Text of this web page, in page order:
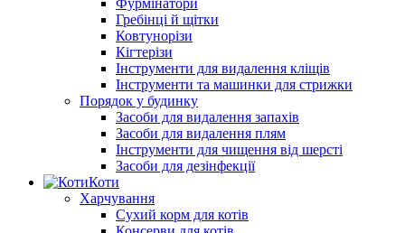
Фурмінатори
Гребінці й щітки
Ковтунорізи
Кігтерізи
Інструменти для видалення кліщів
Інструменти та машинки для стрижки
Порядок у будинку
Засоби для видалення запахів
Засоби для видалення плям
Інструменти для чищення від шерсті
Засоби для дезінфекції
Коти
Харчування
Сухий корм для котів